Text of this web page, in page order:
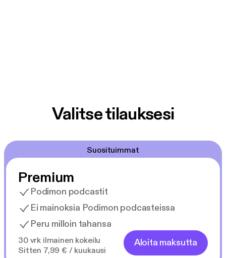
Valitse tilauksesi
Suosituimmat
Premium
Podimon podcastit
Ei mainoksia Podimon podcasteissa
Peru milloin tahansa
30 vrk ilmainen kokeilu
Sitten 7,99 € / kuukausi
Aloita maksutta